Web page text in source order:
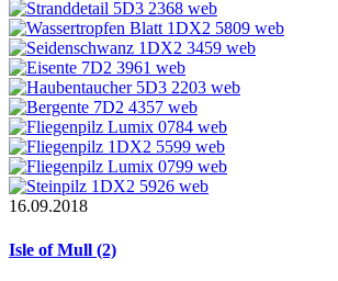
16.09.2018
Isle of Mull (2)